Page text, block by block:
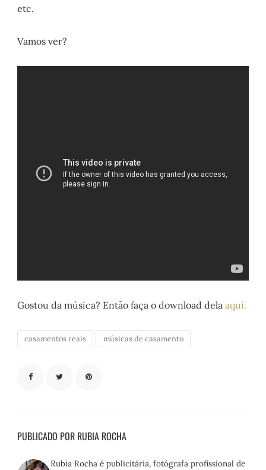
etc.
Vamos ver?
Gostou da música? Então faça o download delaaqui.
casamentos reais músicas de casamento
PUBLICADO POR RUBIA ROCHA
Rubia Rocha é publicitária, fotógrafa profissional de